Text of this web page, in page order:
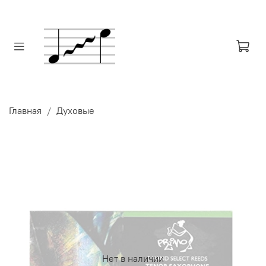
Главная Духовые
Нет в наличии